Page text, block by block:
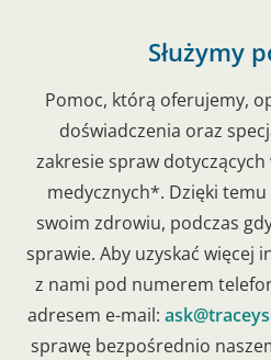
Służymy
Pomoc, którą oferujemy,
doświadczenia oraz
zakresie spraw
medycznych*. Dzięki
swoim zdrowiu, podczas
sprawie. Aby uzyskać więcej
z nami pod numerem
adresem e-mail:
sprawę bezpośrednio